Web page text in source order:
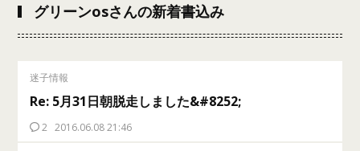
グリーンosさんの新着書込み
迷子情報
Re: 5月31日朝脱走しました&#8252;
2 2016.06.08 21:46